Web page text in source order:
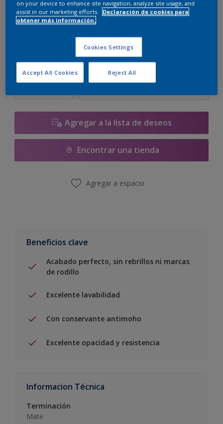
Tamaño
Cantidad Calculadora de pintura
Agregar a la lista de deseos
Encontrar una tienda
Agregar a espacio
Beneficios clave
Acabado perfecto, sin rebrillos ni marcas
de rodillo
Excelente lavabilidad
Con conservante antimoho
Excelente opacidad y resistencia
Informacion Técnica
Terminación
Mate
on your device to enhance site navigation, analyze site usage, and
assist in our marketing efforts.
Declaración de cookies para
obtener más información.
Cookies Settings
Reject All
Accept All Cookies